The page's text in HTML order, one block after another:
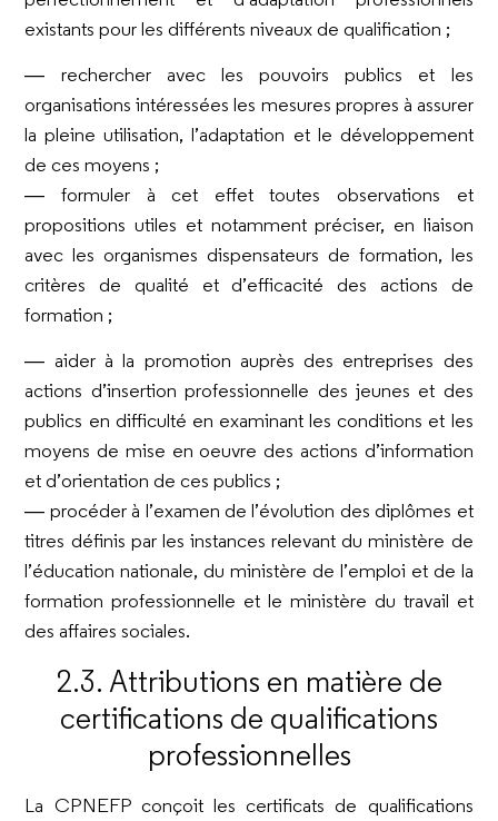
existants pour les différents niveaux de qualification ;
― rechercher avec les pouvoirs publics et les
organisations intéressées les mesures propres à assurer
la pleine utilisation, l’adaptation et le développement
de ces moyens ;
― formuler à cet effet toutes observations et
propositions utiles et notamment préciser, en liaison
avec les organismes dispensateurs de formation, les
critères de qualité et d’efficacité des actions de
formation ;
― aider à la promotion auprès des entreprises des
actions d’insertion professionnelle des jeunes et des
publics en difficulté en examinant les conditions et les
moyens de mise en oeuvre des actions d’information
et d’orientation de ces publics ;
― procéder à l’examen de l’évolution des diplômes et
titres définis par les instances relevant du ministère de
l’éducation nationale, du ministère de l’emploi et de la
formation professionnelle et le ministère du travail et
des affaires sociales.
2.3. Attributions en matière de
certifications de qualifications
professionnelles
La CPNEFP conçoit les certificats de qualifications